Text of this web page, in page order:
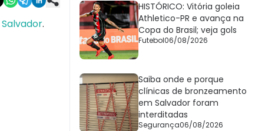
Salvador.
HISTÓRICO: Vitória goleia
Athletico-PR e avança na
Copa do Brasil; veja gols
Futebol06/08/2026
Saiba onde e porque
clínicas de bronzeamento
em Salvador foram
interditadas
Segurança06/08/2026